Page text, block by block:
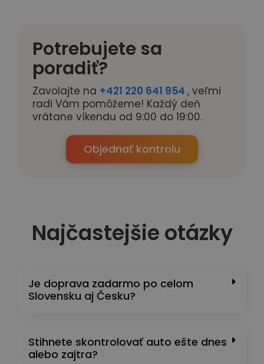
Potrebujete sa
poradiť?
Zavolajte na +421 220 641 954 , veľmi
radi Vám pomôžeme! Každý deň
vrátane víkendu od 9:00 do 19:00.
Objednať kontrolu
Najčastejšie otázky
Je doprava zadarmo po celom
Slovensku aj Česku?
Stihnete skontrolovať auto ešte dnes
alebo zajtra?